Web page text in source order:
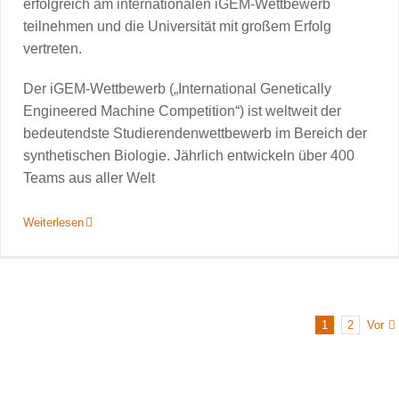
erfolgreich am internationalen iGEM-Wettbewerb
teilnehmen und die Universität mit großem Erfolg
vertreten.
Der iGEM-Wettbewerb („International Genetically
Engineered Machine Competition“) ist weltweit der
bedeutendste Studierendenwettbewerb im Bereich der
synthetischen Biologie. Jährlich entwickeln über 400
Teams aus aller Welt
Weiterlesen
1 2 Vor